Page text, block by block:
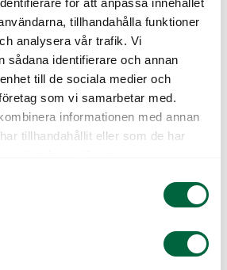
tillhandahålla funktioner
analysera vår trafik. Vi
sådana identifierare och annan
till de sociala medier och
som vi samarbetar med.
informationen med annan
tillhandahållit eller som de har
av både glasögon och
koll på vilka trender som
sortiment delvis med tanke på
du alltså att kunna välja
heta och här följer tre
lite mystik kring din person
Idag finns modeller som tonas
blir ljust ute. En cool look